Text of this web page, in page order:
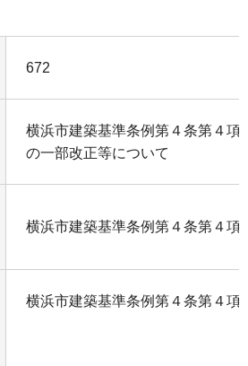
672
横浜市建築基準条例第４条第４項
の一部改正等について
横浜市建築基準条例第４条第４項
横浜市建築基準条例第４条第４項